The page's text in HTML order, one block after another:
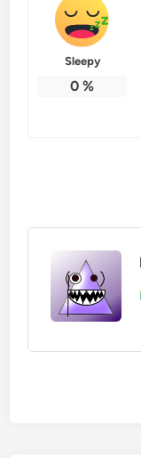
Sleepy
0 %